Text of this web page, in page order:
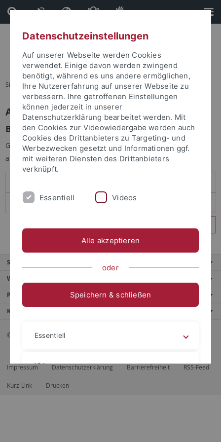
Direkt
zum
Inhalt
Direkt
zur
Fußleiste
Sie sind hier: Startseite
Anmelden
Benutzeranmeldung
Geben Sie Ihren Benutzernamen und Ihr Passwort an um sich
anzumelden:
Service
Weitere Angebote
Portale
Kontaktinfo
© 2026 Eberhard Karls Universität Tübingen, Tübingen
Impressum Datenschutzerklärung Barrierefreiheit RSS-Feed
Kurz-Link Drucken
Datenschutzeinstellungen
Auf unserer Webseite werden Cookies
verwendet. Einige davon werden zwingend
benötigt, während es uns andere ermöglichen,
Ihre Nutzererfahrung auf unserer Webseite zu
verbessern. Ihre getroffenen Einstellungen
können jederzeit in unserer
Datenschutzerklärung bearbeitet werden. Mit
den Cookies zur Videowiedergabe werden auch
Cookies des Drittanbieters zu Targeting- und
Werbezwecken gesetzt und Informationen ggf.
mit weiteren Diensten des Drittanbieters
verknüpft.
Essentiell Videos
Alle akzeptieren
oder
Speichern & schließen
Essentiell
Videos